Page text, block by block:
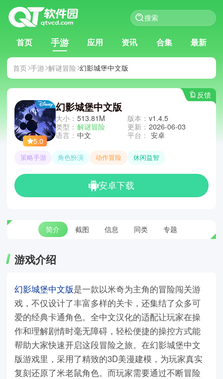
首页 手游 应用 资讯 合集 最新
首页 手游 解谜冒险 幻影城堡中文版
反馈
5.0
幻影城堡中文版
大小： 513.81M
类型： 解谜冒险
语言： 中文
版本： v1.4.5
更新： 2026-06-03
平台： 安卓
策略手游 角色扮演 动作冒险 休闲益智
安卓下载
简介 截图 信息 同类 专题
游戏介绍
幻影城堡中文版是一款以米奇为主角的冒险闯关游
戏，不仅设计了丰富多样的关卡，还集结了众多可
爱的经典卡通角色。全中文汉化的适配让玩家在操
作和理解剧情时毫无障碍，轻松便捷的操控方式能
帮助大家快速开启这段冒险之旅。在幻影城堡中文
版游戏里，采用了精致的3D美漫建模，为玩家真实
复刻还原了米老鼠角色。而玩家需要通过不断冒险